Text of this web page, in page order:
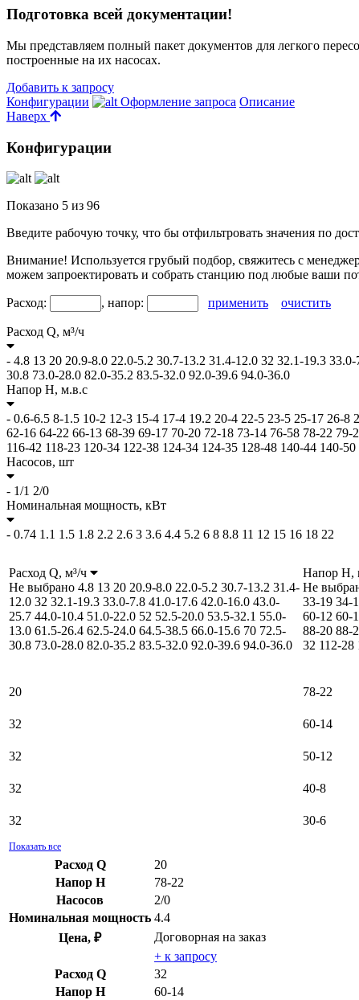
Подготовка всей документации!
Мы представляем полный пакет документов для легкого
построенные на их насосах.
Добавить к запросу
Конфигурации
Оформление запроса Описание
Наверх
Конфигурации
Показано 5 из 96
Введите рабочую точку, что бы отфильтровать значения по
Внимание! Используется грубый подбор, свяжитесь с
можем запроектировать и собрать станцию под любые ваши
Расход: , напор: применить очистить
Расход Q, м³/ч
- 4.8 13 20 20.9-8.0 22.0-5.2 30.7-13.2 31.4-12.0 32 32.1-19.3 33.0-
30.8 73.0-28.0 82.0-35.2 83.5-32.0 92.0-39.6 94.0-36.0
Напор H, м.в.с
- 0.6-6.5 8-1.5 10-2 12-3 15-4 17-4 19.2 20-4 22-5 23-5 25-17 26-8
62-16 64-22 66-13 68-39 69-17 70-20 72-18 73-14 76-58 78-22 79-
116-42 118-23 120-34 122-38 124-34 124-35 128-48 140-44 140-50
Насосов, шт
- 1/1 2/0
Номинальная мощность, кВт
- 0.74 1.1 1.5 1.8 2.2 2.6 3 3.6 4.4 5.2 6 8 8.8 11 12 15 16 18 22
Расход Q, м³/ч
Не выбрано 4.8 13 20 20.9-8.0 22.0-5.2 30.7-13.2 31.4-
12.0 32 32.1-19.3 33.0-7.8 41.0-17.6 42.0-16.0 43.0-
25.7 44.0-10.4 51.0-22.0 52 52.5-20.0 53.5-32.1 55.0-
13.0 61.5-26.4 62.5-24.0 64.5-38.5 66.0-15.6 70 72.5-
30.8 73.0-28.0 82.0-35.2 83.5-32.0 92.0-39.6 94.0-36.0
Напор H,
Не
33-19 34-
60-12 60-
88-20 88-
32 112-28
20 78-22
32
60-14
32
50-12
32
40-8
32
30-6
Показать все
Расход Q
20
Напор H
78-22
Насосов
2/0
Номинальная мощность 4.4
Цена, ₽
Договорная на заказ
+ к запросу
Расход Q
32
Напор H
60-14